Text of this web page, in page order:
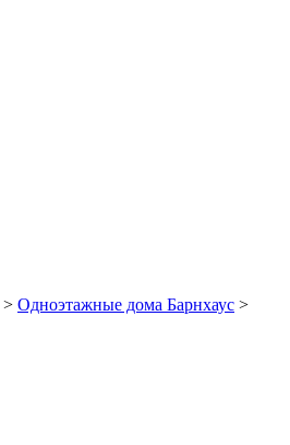
> Одноэтажные дома Барнхаус >